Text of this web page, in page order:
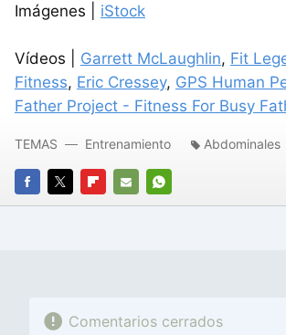
Imágenes | iStock
Vídeos | Garrett McLaughlin, Fit
Fitness, Eric Cressey, GPS Human
Father Project - Fitness For Busy
FACEBOOK
TWITTERFLIPBOARD
E-
WHATSAPP
TEMAS Entrenamiento Abdominales
Comentarios cerrados